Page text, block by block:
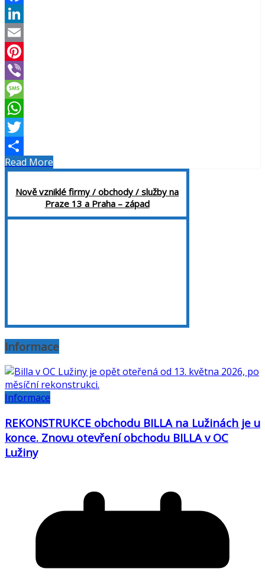
Facebook
LinkedIn
Email
Pinterest
Viber
Message
WhatsApp
Twitter
Share
Read More
Nově vzniklé firmy / obchody / služby na
Praze 13 a Praha – západ
Informace
Informace
REKONSTRUKCE obchodu BILLA na Lužinách je u
konce. Znovu otevření obchodu BILLA v OC
Lužiny